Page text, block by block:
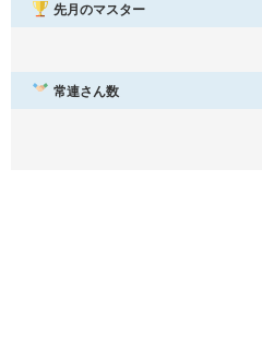
先月のマスター
常連さん数